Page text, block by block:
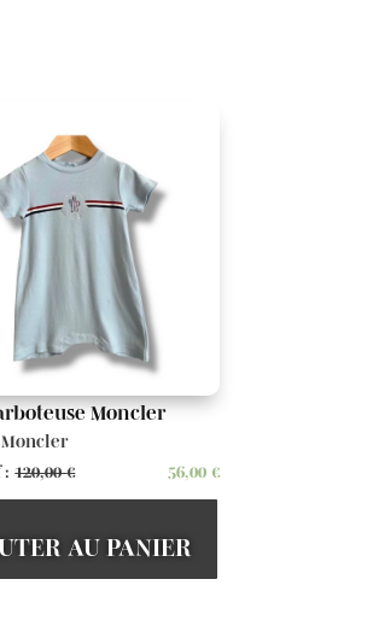
Moncler
:120,00€ 56,00 €
AU PANIER